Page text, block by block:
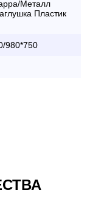
Металл
Пластик
980*750
18:00